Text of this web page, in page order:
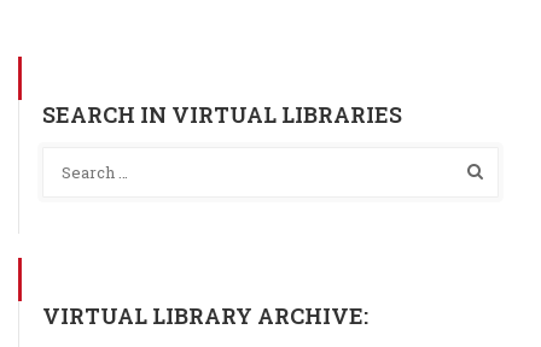
SEARCH IN VIRTUAL LIBRARIES
VIRTUAL LIBRARY ARCHIVE: